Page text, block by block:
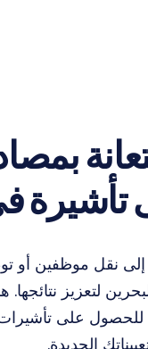
نقل موظفين أو
للحصول على
الجديدة.